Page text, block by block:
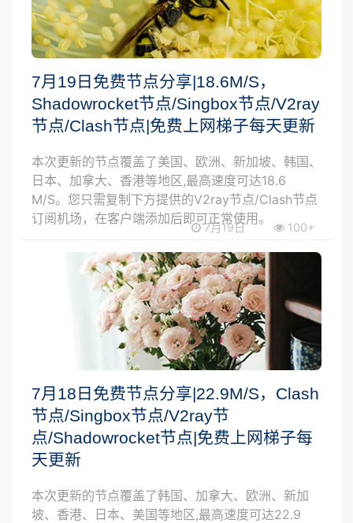
7月19日免费节点分享|18.6M/S，
Shadowrocket节点/Singbox节点/V2ray
节点/Clash节点|免费上网梯子每天更新
本次更新的节点覆盖了美国、欧洲、新加坡、韩国、
日本、加拿大、香港等地区,最高速度可达18.6
M/S。您只需复制下方提供的V2ray节点/Clash节点
订阅机场，在客户端添加后即可正常使用。
7月19日 100+
7月18日免费节点分享|22.9M/S，Clash
节点/Singbox节点/V2ray节
点/Shadowrocket节点|免费上网梯子每
天更新
本次更新的节点覆盖了韩国、加拿大、欧洲、新加
坡、香港、日本、美国等地区,最高速度可达22.9